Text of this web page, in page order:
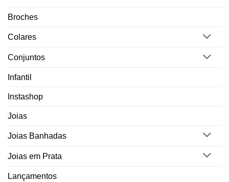
Broches
Colares
Conjuntos
Infantil
Instashop
Joias
Joias Banhadas
Joias em Prata
Lançamentos